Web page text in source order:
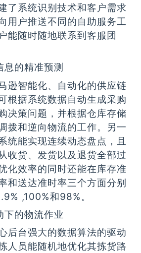
了系统识别技术和客户需求
用户推送不同的自助服务工
能随时随地联系到客服团
息的精准预测
逊智能化、自动化的供应链
根据系统数据自动生成采购
决策问题，并根据仓库存储
拨和逆向物流的工作。另一
统能实现连续动态盘点，且
收货、发货以及退货全部过
化效率的同时还能在库存准
和送达准时率三个方面分别
,100%和98%。
下的物流作业
后台强大的数据算法的驱动
人员能随机地优化其拣货路